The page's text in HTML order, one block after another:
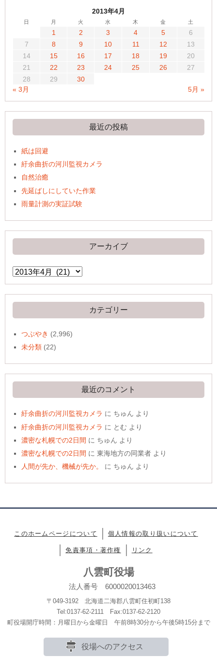
2013年4月
日 月 火 水 木 金 土
1 2 3 4 5
6
7
8 9 10 11 12
13
14
15 16 17 18 19
20
21
22 23 24 25 26
27
28
29
30
« 3月
5月 »
最近の投稿
紙は回避
紆余曲折の河川監視カメラ
自然治癒
先延ばしにしていた作業
雨量計測の実証試験
アーカイブ
ア
ー
イ
ブ
カテゴリー
つぶやき (2,996)
未分類 (22)
最近のコメント
紆余曲折の河川監視カメラ に ちゅん より
紆余曲折の河川監視カメラ に とむ より
濃密な札幌での2日間 に ちゅん より
濃密な札幌での2日間 に東海地方の同業者 より
人間が先か、機械が先か。
に ちゅん より
このホームページについて 個人情報の取り扱いについて
免責事項・著作権 リンク
八雲町役場
法人番号 6000020013463
〒049-3192 北海道二海郡八雲町住初町138
Tel:0137-62-2111 Fax:0137-62-2120
町役場開庁時間：月曜日から金曜日 午前8時30分から午後5時15分まで
役場へのアクセス